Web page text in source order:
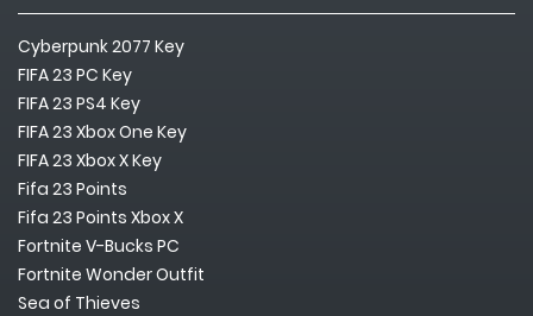
Cyberpunk 2077 Key
FIFA 23 PC Key
FIFA 23 PS4 Key
FIFA 23 Xbox One Key
FIFA 23 Xbox X Key
Fifa 23 Points
Fifa 23 Points Xbox X
Fortnite V-Bucks PC
Fortnite Wonder Outfit
Sea of Thieves